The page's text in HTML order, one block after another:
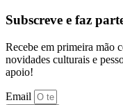
Subscreve e faz
Recebe em primeira mão
novidades culturais e
apoio!
Email